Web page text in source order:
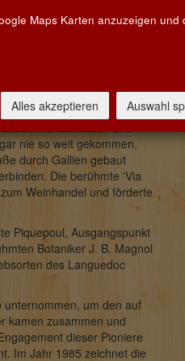
die Cave de l'Ormarine
und
nie so weit gekommen,
durch Gallien gebaut
Die berühmte 'Via
Weinhandel und förderte
Piquepoul, Ausgangspunkt
Botaniker J. B. Magnol
des Languedoc
unternommen, um den auf
kamen zusammen und
dieser Pioniere
Im Jahr 1985 zeichnet die
Maps Karten anzuzeigen und
Alles akzeptieren Auswahl